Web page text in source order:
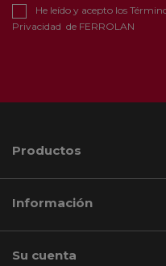
He leído y acepto los
Privacidad de FERROLAN
Productos
Información
Su cuenta